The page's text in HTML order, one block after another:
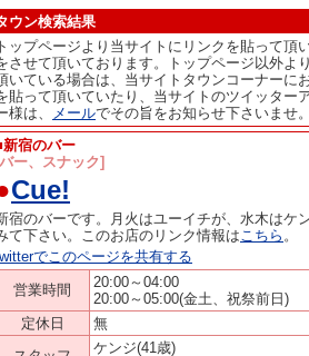
ウン検索結果
トップページより当サイトにリンクを貼って
させて頂いております。トップページ以外よ
いている場合は、当サイトタウンコーナーに
貼って頂いていたり、当サイトのツイッター
様は、
メールでその旨をお知らせ下さいませ
新宿のバー
ー、スナック]
Cue!
宿のバーです。月火はユーイチが、水木はケ
て下さい。このお店のリンク情報はこちら 。
でこのページを共有する
営業時間
20:00～04:00
20:00～05:00(金土、祝祭前日)
定休日
無
ケンジ(41歳)